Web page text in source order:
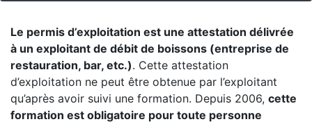
Le permis d’exploitation est une attestation délivrée
à un exploitant de débit de boissons (entreprise de
restauration, bar, etc.). Cette attestation
d’exploitation ne peut être obtenue par l’exploitant
qu’après avoir suivi une formation. Depuis 2006, cette
formation est obligatoire pour toute personne